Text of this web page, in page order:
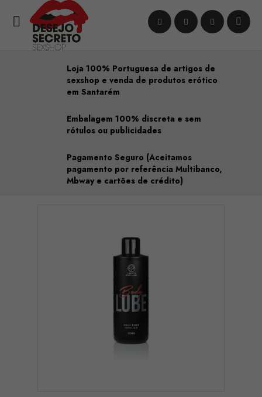

Loja 100% Portuguesa de artigos de
sexshop e venda de produtos erótico
em Santarém
Embalagem 100% discreta e sem
rótulos ou publicidades
Pagamento Seguro (Aceitamos
pagamento por referência Multibanco,
Mbway e cartões de crédito)